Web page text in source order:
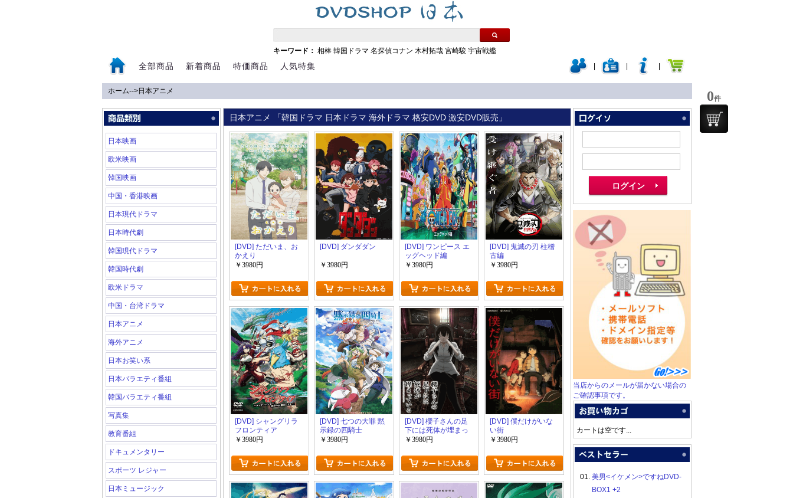
キーワード： 相棒 韓国ドラマ 名探偵コナン 木村拓哉 宮崎駿 宇宙戦艦
全部商品 新着商品 特価商品 人気特集
ホーム-->日本アニメ
日本映画
欧米映画
韓国映画
中国・香港映画
日本現代ドラマ
日本時代劇
韓国現代ドラマ
韓国時代劇
欧米ドラマ
中国・台湾ドラマ
日本アニメ
海外アニメ
日本お笑い系
日本バラエティ番組
韓国バラエティ番組
写真集
教育番組
ドキュメンタリー
スポーツ レジャー
日本ミュージック
日本アニメ 「韓国ドラマ 日本ドラマ 海外ドラマ 格安DVD 激安DVD販売」
[DVD] ただいま、お
かえり
￥3980円
[DVD] ダンダダン
￥3980円
[DVD] ワンピース エ
ッグヘッド編
￥3980円
[DVD] 鬼滅の刃 柱稽
古編
￥3980円
[DVD] シャングリラ
フロンティア
￥3980円
[DVD] 七つの大罪 黙
示録の四騎士
￥3980円
[DVD] 櫻子さんの足
下には死体が埋まっ
ている
￥3980円
[DVD] 僕だけがいな
い街
￥3980円
当店からのメールが届かない場合の
ご確認事項です。
カートは空です...
01. 美男<イケメン>ですねDVD-
BOX1 +2
0件
0